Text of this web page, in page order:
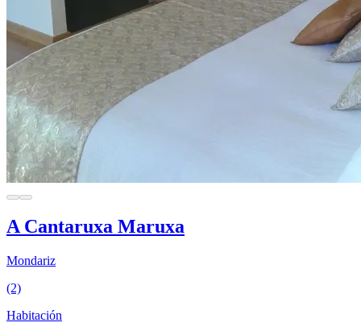
A Cantaruxa Maruxa
Mondariz
(2)
Habitación